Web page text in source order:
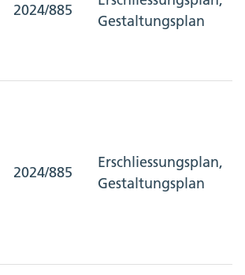
2024/885
Gestaltungsplan
2024/885
Erschliessungsplan,
Gestaltungsplan